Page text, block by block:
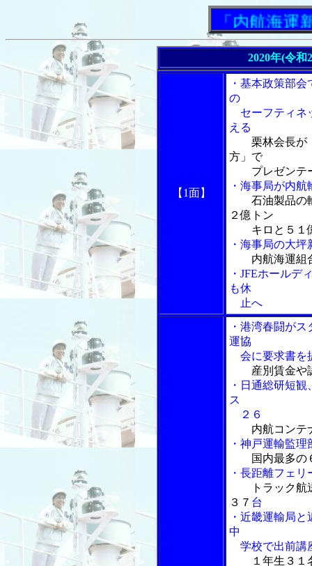
「内航海運新聞
2020年(令
【1面】
・基本政策部
の
セーフティネ
える
栗林会長が
方」で
プレゼンテ
・海事局が内
石油製品の
２億トン
キロと５１
・海事局の大
内航海運組
・JFEホールデ
も休
止へ
・港湾春闘が
運協
会に要求書を
産別賃金や
・日通総研短
ス
２６
内航コンテ
・神戸運輸監
国内最多の
・長距離フェ
トラック
３７ 台
・近畿運輸局
中
学校で出前講
１年生３１